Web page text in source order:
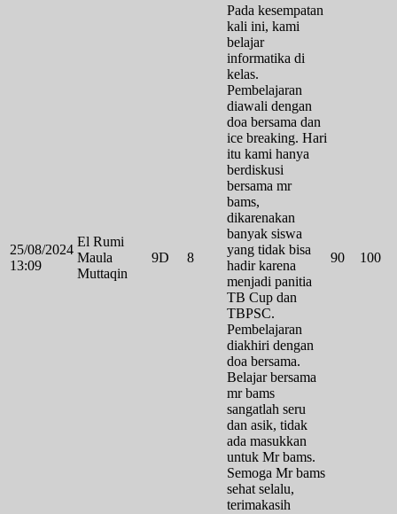
25/08/2024
13:09
El Rumi
Maula
Muttaqin
9D 8
Pada kesempatan
kali ini, kami
belajar
informatika di
kelas.
Pembelajaran
diawali dengan
doa bersama dan
ice breaking. Hari
itu kami hanya
berdiskusi
bersama mr
bams,
dikarenakan
banyak siswa
yang tidak bisa
hadir karena
menjadi panitia
TB Cup dan
TBPSC.
Pembelajaran
diakhiri dengan
doa bersama.
Belajar bersama
mr bams
sangatlah seru
dan asik, tidak
ada masukkan
untuk Mr bams.
Semoga Mr bams
sehat selalu,
terimakasih
90 100